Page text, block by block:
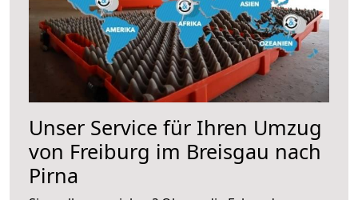
Unser Service für Ihren Umzug
von Freiburg im Breisgau nach
Pirna